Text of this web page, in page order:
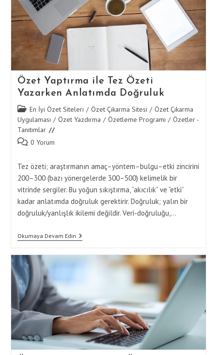
Özet Yaptırma ile Tez Özeti
Yazarken Anlatımda Doğruluk
Post
category:
En İyi Özet Siteleri / Özet Çıkarma Sitesi / Özet Çıkarma
Uygulaması / Özet Yazdırma / Özetleme Programı / Özetler -
Tanıtımlar
Post 0 Yorum
Tez özeti; araştırmanın amaç–yöntem–bulgu–etki zincirini
200–300 (bazı yönergelerde 300–500) kelimelik bir
vitrinde sergiler. Bu yoğun sıkıştırma, “akıcılık” ve “etki”
kadar anlatımda doğruluk gerektirir. Doğruluk; yalın bir
doğruluk/yanlışlık ikilemi değildir. Veri-doğruluğu,…
Okumaya Devam EdinÖzet
Yaptırma
Tez